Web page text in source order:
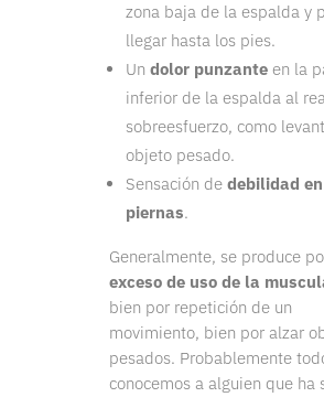
zona baja de la espalda y
llegar hasta los pies.
Un dolor punzanteen la
inferior de la espalda al
sobreesfuerzo, como
objeto pesado.
Sensación de debilidad
piernas.
Generalmente, se produce
exceso de uso de la
bien por repetición de un
movimiento, bien por alzar
pesados. Probablemente
conocemos a alguien que ha